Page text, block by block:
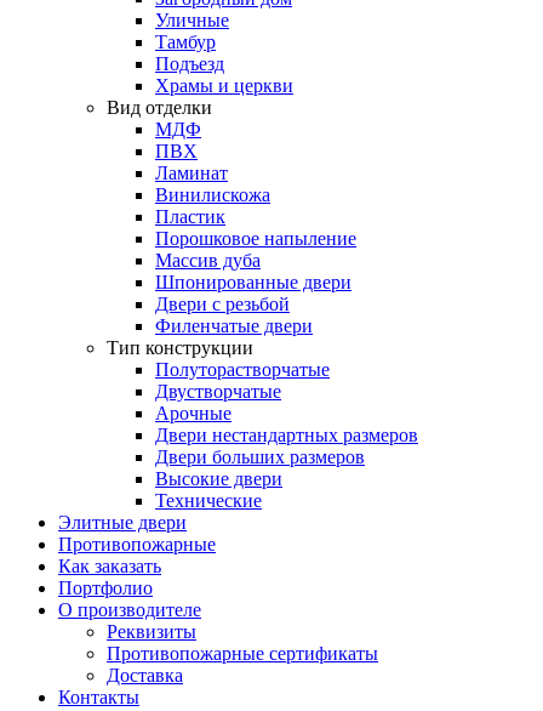
Уличные
Тамбур
Подъезд
Храмы и церкви
Вид отделки
МДФ
ПВХ
Ламинат
Винилискожа
Пластик
Порошковое напыление
Массив дуба
Шпонированные двери
Двери с резьбой
Филенчатые двери
Тип конструкции
Полуторастворчатые
Двустворчатые
Арочные
Двери нестандартных размеров
Двери больших размеров
Высокие двери
Технические
Элитные двери
Противопожарные
Как заказать
Портфолио
О производителе
Реквизиты
Противопожарные сертификаты
Доставка
Контакты